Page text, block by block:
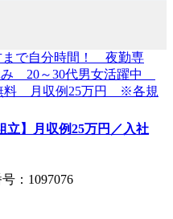
立】月収例25万円／入社
：1097076